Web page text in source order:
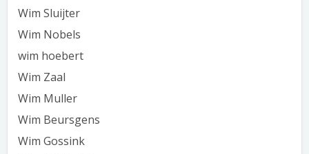
Wim Sluijter
Wim Nobels
wim hoebert
Wim Zaal
Wim Muller
Wim Beursgens
Wim Gossink